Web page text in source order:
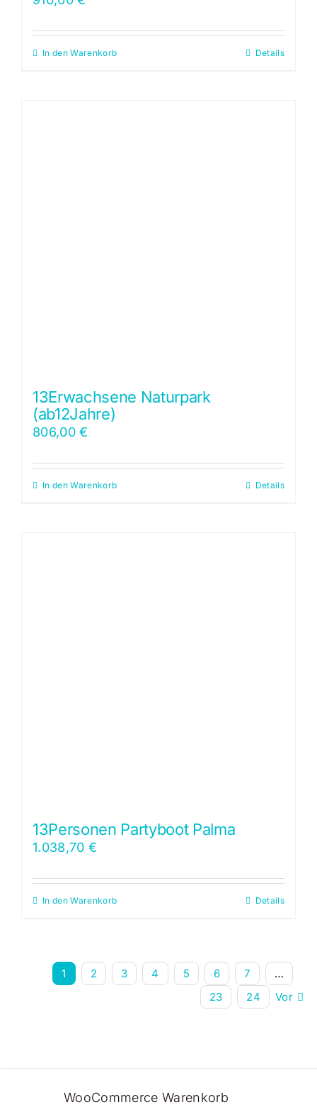
In den Warenkorb Details
13Erwachsene Naturpark
(ab12Jahre)
806,00€
In den Warenkorb Details
13Personen Partyboot Palma
1.038,70 €
In den Warenkorb Details
1 2 3 4 5 6 7
…
23
24 Vor
WooCommerce Warenkorb